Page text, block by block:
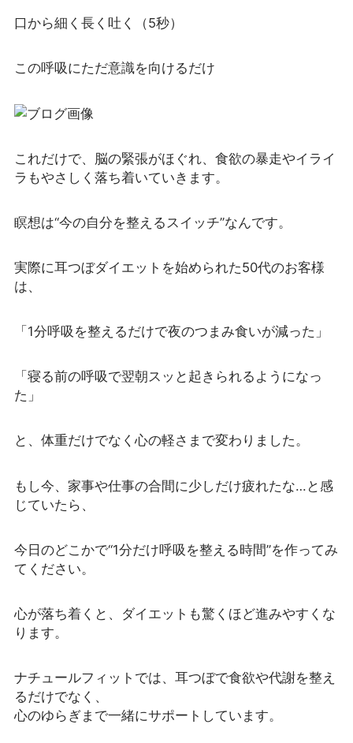
口から細く長く吐く（5秒）
この呼吸にただ意識を向けるだけ
これだけで、脳の緊張がほぐれ、食欲の暴走やイライ
ラもやさしく落ち着いていきます。
瞑想は“今の自分を整えるスイッチ”なんです。
実際に耳つぼダイエットを始められた50代のお客様
は、
「1分呼吸を整えるだけで夜のつまみ食いが減った」
「寝る前の呼吸で翌朝スッと起きられるようになっ
た」
と、体重だけでなく心の軽さまで変わりました。
もし今、家事や仕事の合間に少しだけ疲れたな…と感
じていたら、
今日のどこかで“1分だけ呼吸を整える時間”を作ってみ
てください。
心が落ち着くと、ダイエットも驚くほど進みやすくな
ります。
ナチュールフィットでは、耳つぼで食欲や代謝を整え
るだけでなく、
心のゆらぎまで一緒にサポートしています。